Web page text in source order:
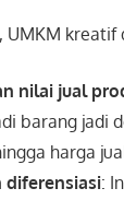
UMKM kreatif
nilai jual
barang jadi
harga
diferensiasi: